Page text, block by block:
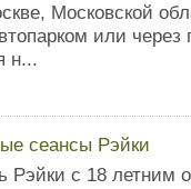
Московской
или через
н...
сеансы Рэйки
Рэйки с 18 летним